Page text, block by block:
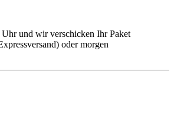
und wir verschicken Ihr Paket
oder morgen